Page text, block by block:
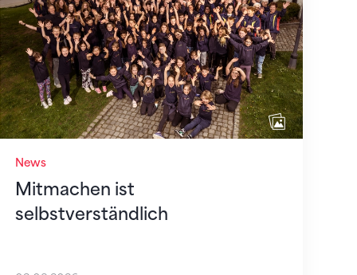
News
Mitmachen ist
selbstverständlich